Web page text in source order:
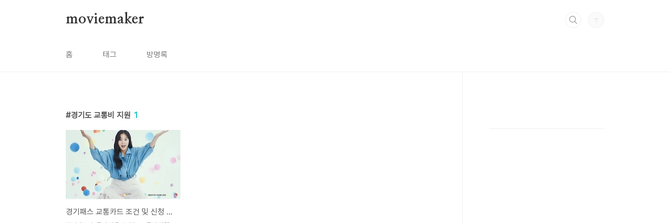
moviemaker
홈 태그 방명록
경기도 교통비 지원 1
경기패스 교통카드 조건 및 신청 방법